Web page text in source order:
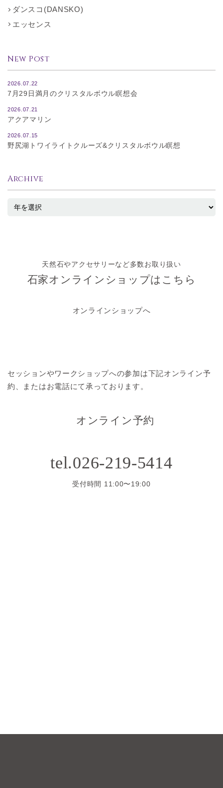
ダンスコ(DANSKO)
エッセンス
New Post
2026.07.22
7月29日満月のクリスタルボウル瞑想会
2026.07.21
アクアマリン
2026.07.15
野尻湖トワイライトクルーズ&クリスタルボウル瞑想
Archive
天然石やアクセサリーなど多数お取り扱い
石家オンラインショップはこちら
オンラインショップへ
セッションやワークショップへの参加は下記オンライン予
約、またはお電話にて承っております。
オンライン予約
tel.026-219-5414
受付時間 11:00〜19:00